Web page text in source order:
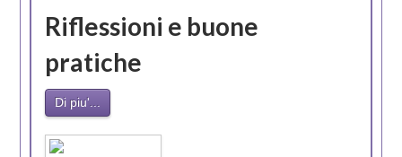
Riflessioni e buone
pratiche
Di piu'...